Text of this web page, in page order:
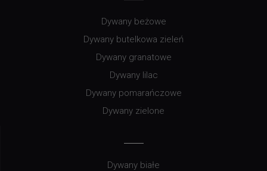
Dywany beżowe
Dywany butelkowa zieleń
Dywany granatowe
Dywany lilac
Dywany pomarańczowe
Dywany zielone
Dywany białe